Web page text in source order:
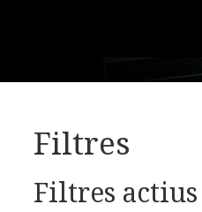
Filtres
Filtres actius